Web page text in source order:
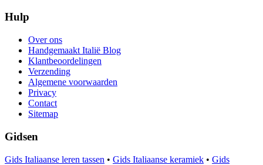
Hulp
Over ons
Handgemaakt Italië Blog
Klantbeoordelingen
Verzending
Algemene voorwaarden
Privacy
Contact
Sitemap
Gidsen
Gids Italiaanse leren tassen • Gids Italiaanse keramiek • Gids